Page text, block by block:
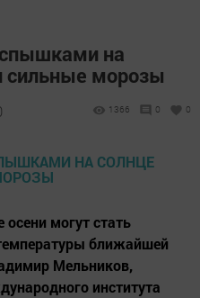
на
сильные морозы
1366 0 0
могут стать
ближайшей
Мельников,
института